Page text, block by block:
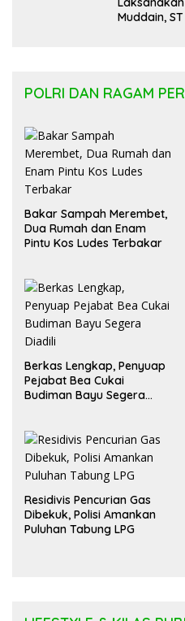
Muddain,
POLRI DAN RAGAM
Bakar Sampah Merembet,
Dua Rumah dan Enam
Pintu Kos Ludes Terbakar
Berkas Lengkap, Penyuap
Pejabat Bea Cukai
Budiman Bayu Segera
Residivis Pencurian Gas
Dibekuk, Polisi Amankan
Puluhan Tabung LPG